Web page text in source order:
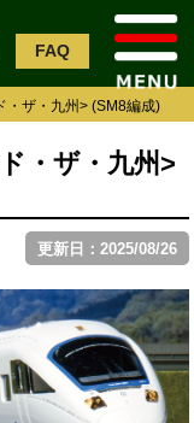
FAQ
・ザ・九州> (SM8編成)
・ザ・九州>
更新日：2025/08/26